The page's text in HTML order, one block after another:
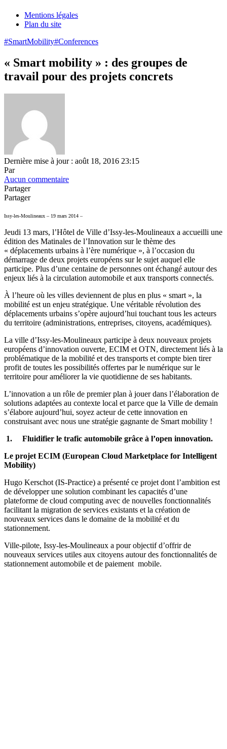
Mentions légales
Plan du site
#SmartMobility#Conferences
« Smart mobility » : des groupes de
travail pour des projets concrets
Dernière mise à jour : août 18, 2016 23:15
Par
Aucun commentaire
Partager
Partager
Issy-les-Moulineaux – 19 mars 2014 –
Jeudi 13 mars, l’Hôtel de Ville d’Issy-les-Moulineaux a accueilli une
édition des Matinales de l’Innovation sur le thème des
« déplacements urbains à l’ère numérique », à l’occasion du
démarrage de deux projets européens sur le sujet auquel elle
participe. Plus d’une centaine de personnes ont échangé autour des
enjeux liés à la circulation automobile et aux transports connectés.
À l’heure où les villes deviennent de plus en plus « smart », la
mobilité est un enjeu stratégique. Une véritable révolution des
déplacements urbains s’opère aujourd’hui touchant tous les acteurs
du territoire (administrations, entreprises, citoyens, académiques).
La ville d’Issy-les-Moulineaux participe à deux nouveaux projets
européens d’innovation ouverte, ECIM et OTN, directement liés à la
problématique de la mobilité et des transports et compte bien tirer
profit de toutes les possibilités offertes par le numérique sur le
territoire pour améliorer la vie quotidienne de ses habitants.
L’innovation a un rôle de premier plan à jouer dans l’élaboration de
solutions adaptées au contexte local et parce que la Ville de demain
s’élabore aujourd’hui, soyez acteur de cette innovation en
construisant avec nous une stratégie gagnante de Smart mobility !
1. Fluidifier le trafic automobile grâce à l’open innovation.
Le projet ECIM (European Cloud Marketplace for Intelligent
Mobility)
Hugo Kerschot (IS-Practice) a présenté ce projet dont l’ambition est
de développer une solution combinant les capacités d’une
plateforme de cloud computing avec de nouvelles fonctionnalités
facilitant la migration de services existants et la création de
nouveaux services dans le domaine de la mobilité et du
stationnement.
Ville-pilote, Issy-les-Moulineaux a pour objectif d’offrir de
nouveaux services utiles aux citoyens autour des fonctionnalités de
stationnement automobile et de paiement mobile.